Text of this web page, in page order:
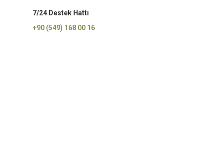
7/24 Destek Hattı
+90 (549) 168 00 16